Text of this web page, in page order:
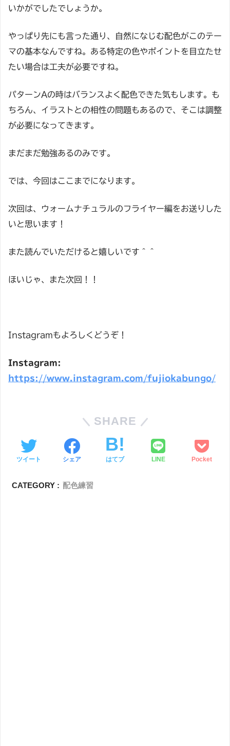
いかがでしたでしょうか。
やっぱり先にも言った通り、自然になじむ配色がこのテー
マの基本なんですね。ある特定の色やポイントを目立たせ
たい場合は工夫が必要ですね。
パターンAの時はバランスよく配色できた気もします。も
ちろん、イラストとの相性の問題もあるので、そこは調整
が必要になってきます。
まだまだ勉強あるのみです。
では、今回はここまでになります。
次回は、ウォームナチュラルのフライヤー編をお送りした
いと思います！
また読んでいただけると嬉しいです＾＾
ほいじゃ、また次回！！
Instagramもよろしくどうぞ！
Instagram:
https://www.instagram.com/fujiokabungo/
SHARE
ツイート シェア はてブ LINE Pocket
CATEGORY : 配色練習